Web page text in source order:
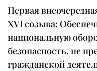
Первая
XVI созыва:
национальную
безопасность, не
гражданской